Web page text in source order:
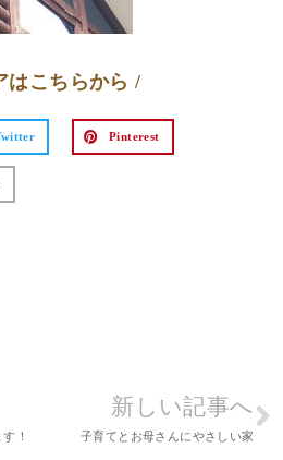
はこちらから /
Pinterest
！
新しい記事へ
子育てとお母さんにやさしい家